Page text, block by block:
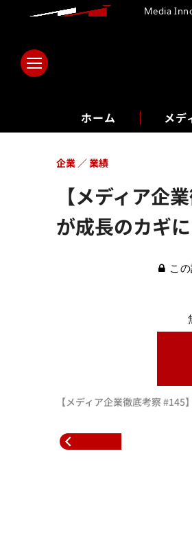
ホーム メデ
【メディア企
が成長のカギ
企業 業績
こ
【メディア企業徹底考察
Media